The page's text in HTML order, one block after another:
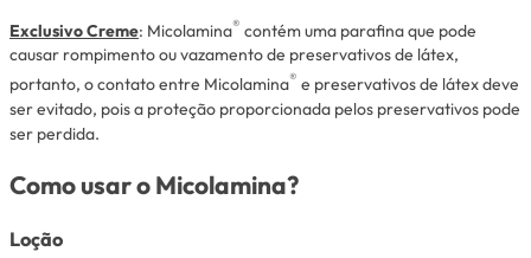
Exclusivo Creme: Micolamina® contém uma parafina que pode
causar rompimento ou vazamento de preservativos de látex,
portanto, o contato entre Micolamina® e preservativos de látex deve
ser evitado, pois a proteção proporcionada pelos preservativos pode
ser perdida.
Como usar o Micolamina?
Loção